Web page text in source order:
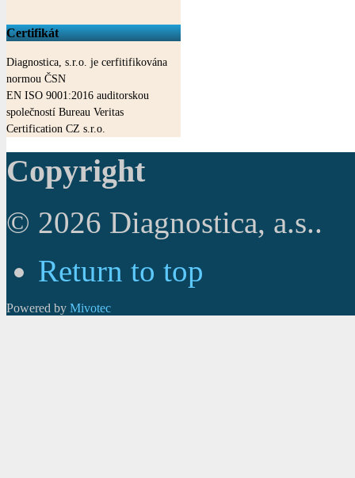
Certifikát
Diagnostica, s.r.o. je cerfitifikována
normou ČSN
EN ISO 9001:2016 auditorskou
společností Bureau Veritas
Certification CZ s.r.o.
Copyright
© 2026 Diagnostica, a.s..
Return to top
Powered by Mivotec